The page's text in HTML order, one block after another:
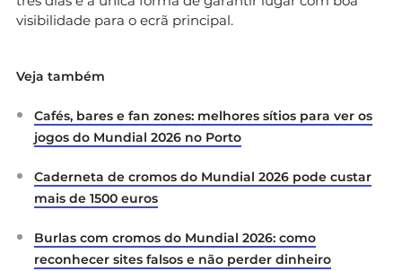
visibilidade para o ecrã principal.
Veja também
Cafés, bares e fan zones: melhores sítios para ver os
jogos do Mundial 2026 no Porto
Caderneta de cromos do Mundial 2026 pode custar
mais de 1500 euros
Burlas com cromos do Mundial 2026: como
reconhecer sites falsos e não perder dinheiro